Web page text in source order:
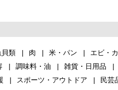
貝類 肉 米・パン エビ・
調味料・油 雑貨・日用品
スポーツ・アウトドア 民芸